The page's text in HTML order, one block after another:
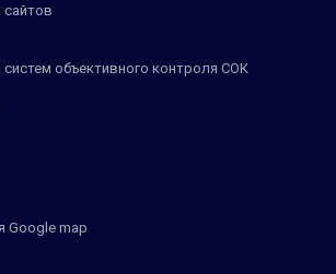
сайтов
систем объективного контроля СОК
Google map